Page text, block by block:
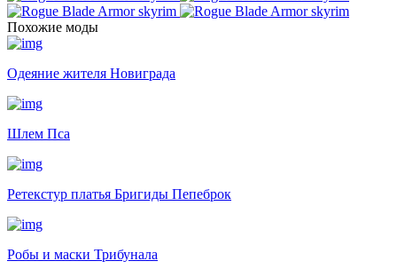
Похожие моды
Одеяние жителя Новиграда
Шлем Пса
Ретекстур платья Бригиды Пепеброк
Робы и маски Трибунала